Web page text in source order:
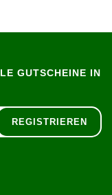
GUTSCHEINE IN
REGISTRIEREN